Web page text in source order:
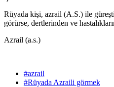
Rüyada kişi, azrail (A.S.) ile
görürse, dertlerinden ve
Azrail (a.s.)
#azrail
#Rüyada Azraili görmek